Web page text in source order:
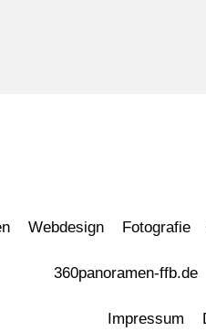
Webdesign Fotografie
360panoramen-ffb.de
Impressum